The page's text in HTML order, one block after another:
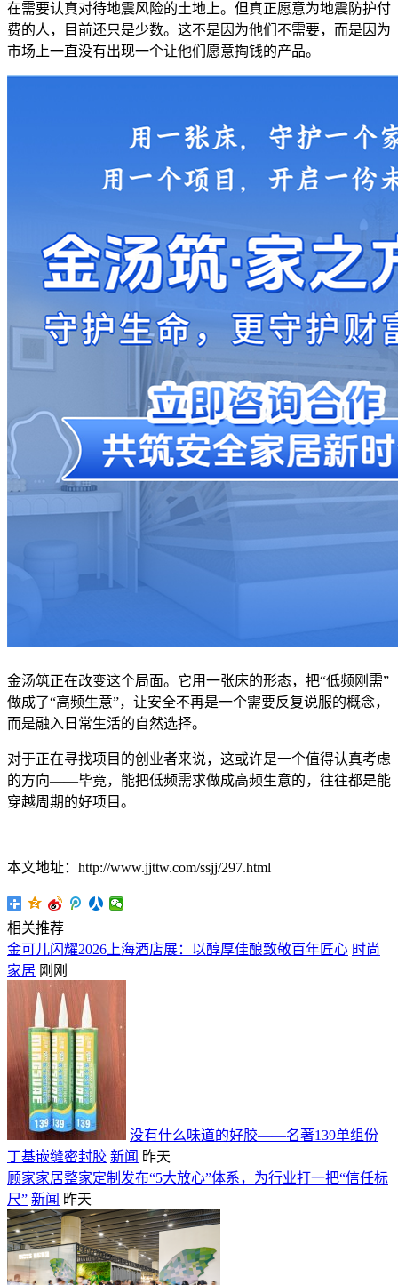
在需要认真对待地震风险的土地上。但真正愿意为地震防护付
费的人，目前还只是少数。这不是因为他们不需要，而是因为
市场上一直没有出现一个让他们愿意掏钱的产品。
金汤筑正在改变这个局面。它用一张床的形态，把“低频刚需”
做成了“高频生意”，让安全不再是一个需要反复说服的概念，
而是融入日常生活的自然选择。
对于正在寻找项目的创业者来说，这或许是一个值得认真考虑
的方向——毕竟，能把低频需求做成高频生意的，往往都是能
穿越周期的好项目。
本文地址：http://www.jjttw.com/ssjj/297.html
相关推荐
金可儿闪耀2026上海酒店展：以醇厚佳酿致敬百年匠心 时尚
家居 刚刚
没有什么味道的好胶——名著139单组份
丁基嵌缝密封胶 新闻 昨天
顾家家居整家定制发布“5大放心”体系，为行业打一把“信任标
尺” 新闻 昨天